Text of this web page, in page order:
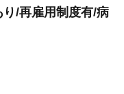
/再雇用制度有/病